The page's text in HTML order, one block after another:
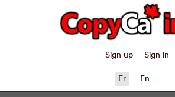
Sign up Sign in
Fr En